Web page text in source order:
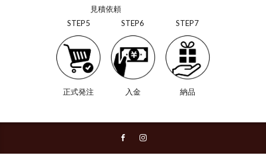
見積依頼
STEP5
正式発注
STEP6
入金
STEP7
納品